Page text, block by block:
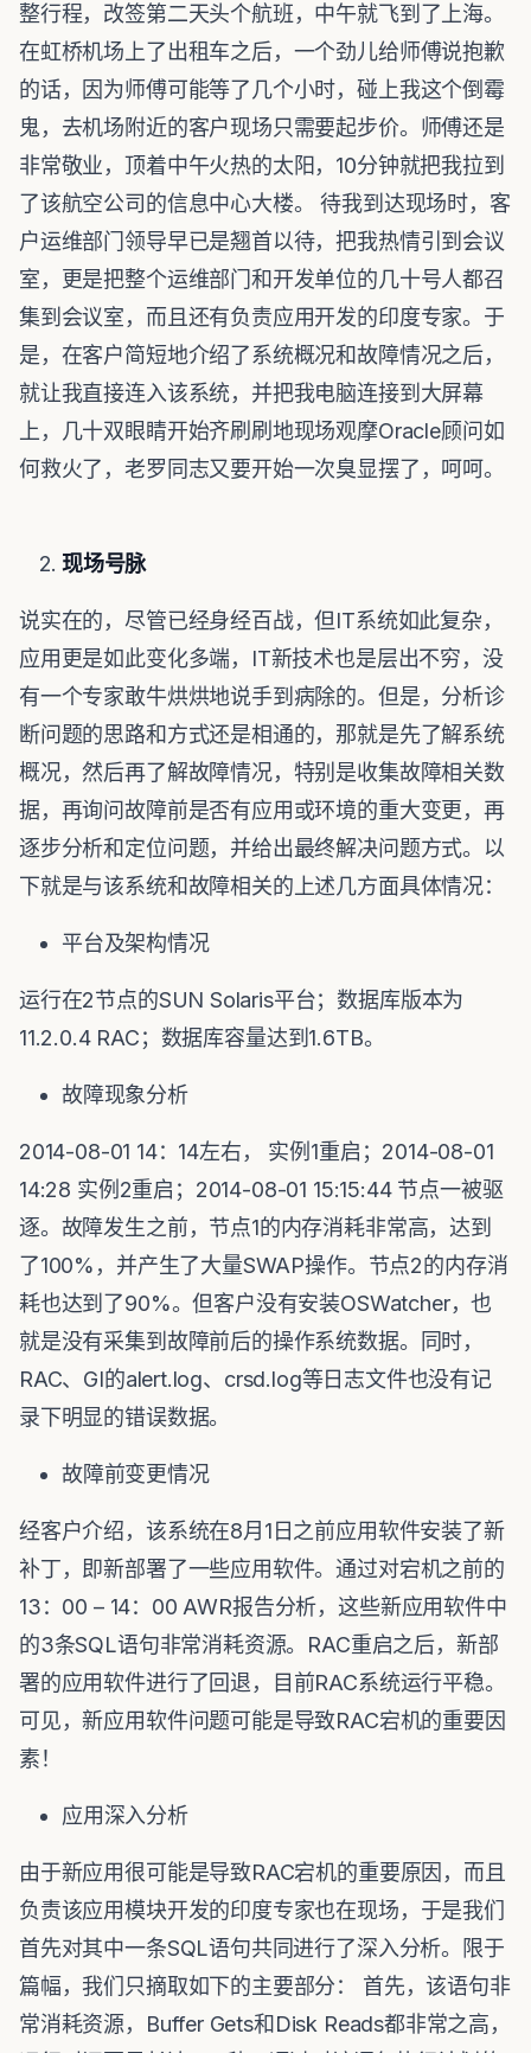
整行程，改签第二天头个航班，中午就飞到了上海。
在虹桥机场上了出租车之后，一个劲儿给师傅说抱歉
的话，因为师傅可能等了几个小时，碰上我这个倒霉
鬼，去机场附近的客户现场只需要起步价。师傅还是
非常敬业，顶着中午火热的太阳，10分钟就把我拉到
了该航空公司的信息中心大楼。 待我到达现场时，客
户运维部门领导早已是翘首以待，把我热情引到会议
室，更是把整个运维部门和开发单位的几十号人都召
集到会议室，而且还有负责应用开发的印度专家。于
是，在客户简短地介绍了系统概况和故障情况之后，
就让我直接连入该系统，并把我电脑连接到大屏幕
上，几十双眼睛开始齐刷刷地现场观摩Oracle顾问如
何救火了，老罗同志又要开始一次臭显摆了，呵呵。
现场号脉
说实在的，尽管已经身经百战，但IT系统如此复杂，
应用更是如此变化多端，IT新技术也是层出不穷，没
有一个专家敢牛烘烘地说手到病除的。但是，分析诊
断问题的思路和方式还是相通的，那就是先了解系统
概况，然后再了解故障情况，特别是收集故障相关数
据，再询问故障前是否有应用或环境的重大变更，再
逐步分析和定位问题，并给出最终解决问题方式。以
下就是与该系统和故障相关的上述几方面具体情况：
平台及架构情况
运行在2节点的SUN Solaris平台；数据库版本为
11.2.0.4 RAC；数据库容量达到1.6TB。
故障现象分析
2014-08-01 14：14左右， 实例1重启；2014-08-01
14:28 实例2重启；2014-08-01 15:15:44 节点一被驱
逐。故障发生之前，节点1的内存消耗非常高，达到
了100%，并产生了大量SWAP操作。节点2的内存消
耗也达到了90%。但客户没有安装OSWatcher，也
就是没有采集到故障前后的操作系统数据。同时，
RAC、GI的alert.log、crsd.log等日志文件也没有记
录下明显的错误数据。
故障前变更情况
经客户介绍，该系统在8月1日之前应用软件安装了新
补丁，即新部署了一些应用软件。通过对宕机之前的
13：00 – 14：00 AWR报告分析，这些新应用软件中
的3条SQL语句非常消耗资源。RAC重启之后，新部
署的应用软件进行了回退，目前RAC系统运行平稳。
可见，新应用软件问题可能是导致RAC宕机的重要因
素！
应用深入分析
由于新应用很可能是导致RAC宕机的重要原因，而且
负责该应用模块开发的印度专家也在现场，于是我们
首先对其中一条SQL语句共同进行了深入分析。限于
篇幅，我们只摘取如下的主要部分： 首先，该语句非
常消耗资源，Buffer Gets和Disk Reads都非常之高，